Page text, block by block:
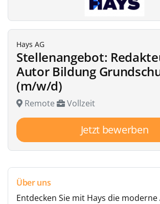
Hays AG
Stellenangebot:
Autor Bildung
(m/w/d)
Remote Vollzeit
Jetzt bewerben
Über uns
Entdecken Sie mit Hays die